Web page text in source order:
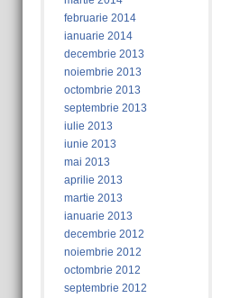
februarie 2014
ianuarie 2014
decembrie 2013
noiembrie 2013
octombrie 2013
septembrie 2013
iulie 2013
iunie 2013
mai 2013
aprilie 2013
martie 2013
ianuarie 2013
decembrie 2012
noiembrie 2012
octombrie 2012
septembrie 2012